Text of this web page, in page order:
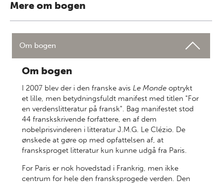
Mere om bogen
Om bogen
Om bogen
I 2007 blev der i den franske avis Le Monde optrykt
et lille, men betydningsfuldt manifest med titlen "For
en verdenslitteratur på fransk". Bag manifestet stod
44 franskskrivende forfattere, en af dem
nobelprisvinderen i litteratur J.M.G. Le Clézio. De
ønskede at gøre op med opfattelsen af, at
fransksproget litteratur kun kunne udgå fra Paris.
For Paris er nok hovedstad i Frankrig, men ikke
centrum for hele den fransksprogede verden. Den